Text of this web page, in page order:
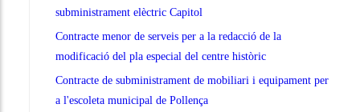
subministrament elèctric Capitol
Contracte menor de serveis per a la redacció de la
modificació del pla especial del centre històric
Contracte de subministrament de mobiliari i equipament per
a l'escoleta municipal de Pollença